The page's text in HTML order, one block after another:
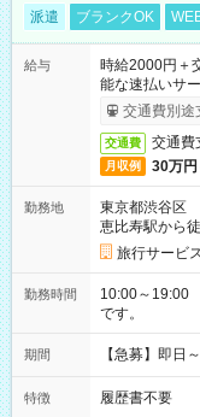
派遣 ブランクOK
給与
時給2000円
能な速払いサ
交通費別途
交通費 交通費
月収例 30万円
勤務地
東京都渋谷区
恵比寿駅から
旅行サービ
勤務時間
10:00～19:00
です。
期間 【急募】即日
特徴 履歴書不要